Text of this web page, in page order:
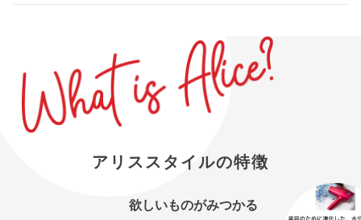
アリススタイルの特徴
欲しいものがみつかる